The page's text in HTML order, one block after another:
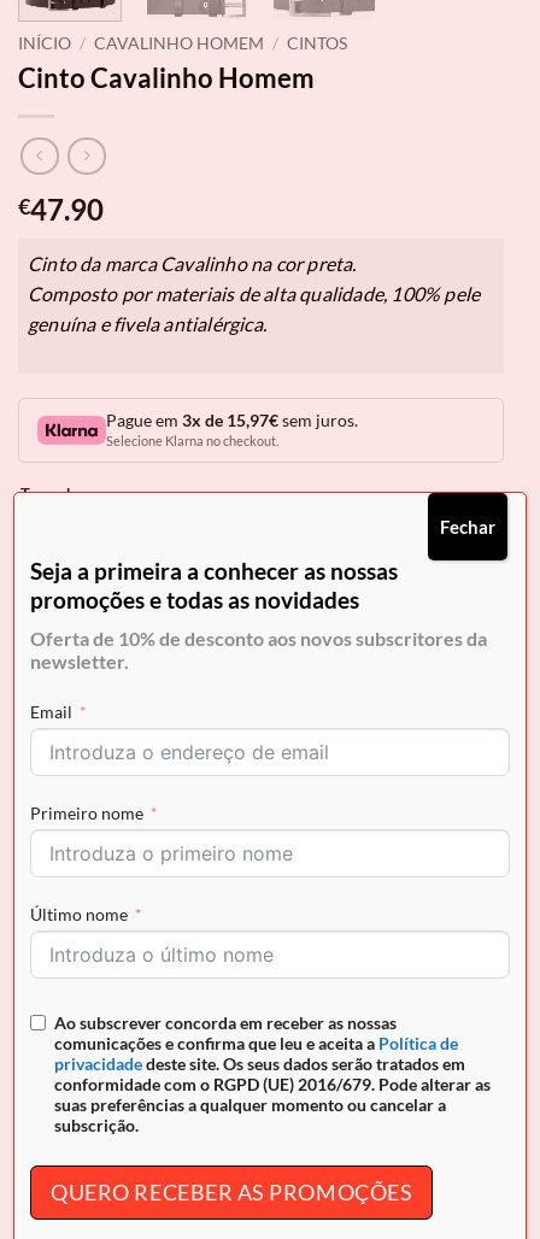
INÍCIO / CAVALINHO HOMEM / CINTOS
Cinto Cavalinho Homem
€47.90
Cinto da marca Cavalinho na cor preta.
Composto por materiais de alta qualidade, 100% pele
genuína e fivela antialérgica.
Pague em3x de 15,97€sem juros.
Selecione Klarna no checkout.
Tamanho
110 CM
115 CM
Quantidade de Cinto Cavalinho Homem
Envio grátis para Portugal em encomendas superiores a
50€ e pagamento seguro
REF:
DESCRIÇÃO
INFORMAÇÃO ADICIONAL
AVALIAÇÕES (0)
Cinto Cavalinho
Dê um toque de atitude ao seu look com o cinto desportivo
Seja a primeira a conhecer as nossas
promoções e todas as novidades
Oferta de 10% de desconto aos novos subscritores da
newsletter.
Email
Primeiro nome
Último nome
Ao subscrever concorda em receber as nossas
comunicações e confirma que leu e aceita a Política de
privacidadedeste site. Os seus dados serão tratados em
conformidade com o RGPD (UE) 2016/679. Pode alterar as
suas preferências a qualquer momento ou cancelar a
subscrição.
QUERO RECEBER AS PROMOÇÕES
Fechar